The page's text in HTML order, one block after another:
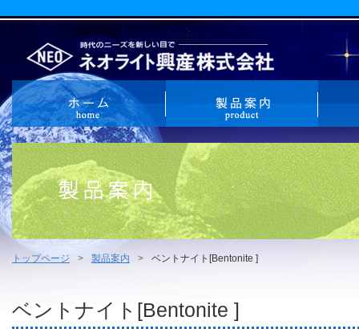
トップページ 製品案内 ベントナイト[Bentonite ]
ベントナイト[Bentonite ]